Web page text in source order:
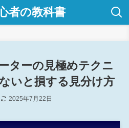
者の教科書
ターの見極めテクニ
いと損する見分け方
2025年7月22日